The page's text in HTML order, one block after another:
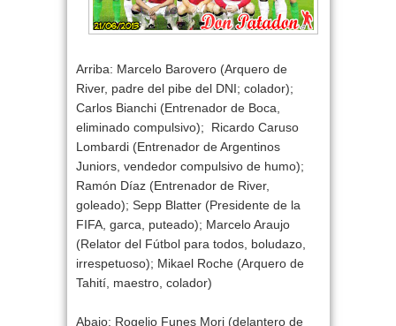
Arriba: Marcelo Barovero(Arquero de
River, padre del pibe del DNI; colador);
Carlos Bianchi(Entrenador de Boca,
eliminado compulsivo); Ricardo Caruso
Lombardi(Entrenador de Argentinos
Juniors, vendedor compulsivo de humo);
Ramón Díaz(Entrenador de River,
goleado); Sepp Blatter(Presidente de la
FIFA, garca, puteado); Marcelo Araujo
(Relator del Fútbol para todos, boludazo,
irrespetuoso); Mikael Roche(Arquero de
Tahití, maestro, colador)
Abajo: Rogelio Funes Mori(delantero de